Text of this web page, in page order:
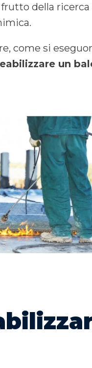
della ricerca
come si
un